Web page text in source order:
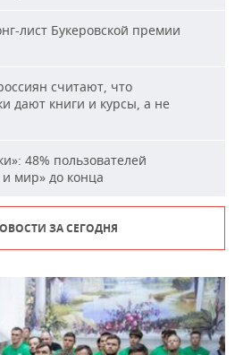
лист Букеровской премии
считают, что
дают книги и курсы, а не
48% пользователей
мир» до конца
ЗА СЕГОДНЯ